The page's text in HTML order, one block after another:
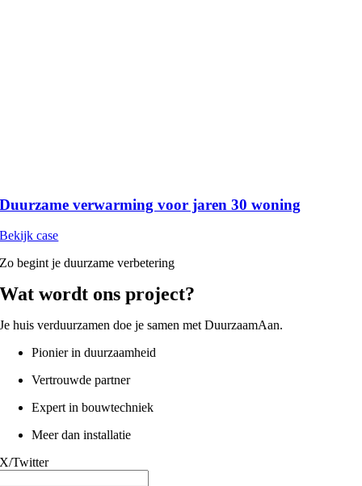
Duurzame verwarming voor jaren 30 woning
Bekijk case
Zo begint je duurzame verbetering
Wat wordt ons project?
Je huis verduurzamen doe je samen metDuurzaamAan.
Pionier in duurzaamheid
Vertrouwde partner
Expert in bouwtechniek
Meer dan installatie
X/Twitter